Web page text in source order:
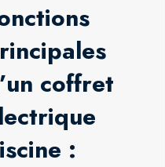
coffret
: